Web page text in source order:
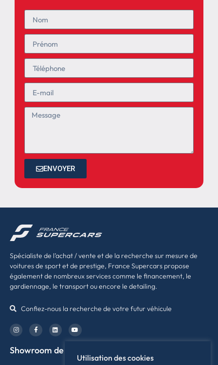
ENVOYER
Spécialiste de l’achat / vente et de la recherche sur mesure de
voitures de sport et de prestige, France Supercars propose
également de nombreux services comme le financement, le
gardiennage, le transport ou encore le detailing.
Confiez-nous la recherche de votre futur véhicule
Showroom de Rennes
Utilisation des cookies